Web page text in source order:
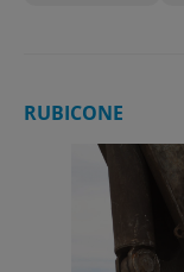
RUBICONE